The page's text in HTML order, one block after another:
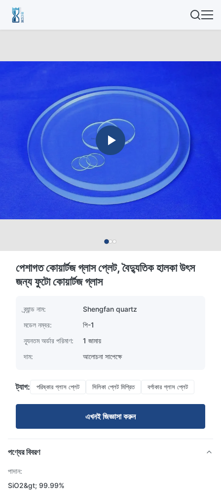
পেশাগত কোয়ার্টজ গ্লাস প্লেট, বৈদ্যুতিক হালকা উৎস
জন্য ফুটো কোয়ার্টজ গ্লাস
ব্র্যান্ড নাম:
Shengfan quartz
মডেল নম্বর:
পি-1
ন্যূনতম অর্ডার পরিমাণ:
1 জামায়
দাম:
আলোচনা সাপেক্ষে
ট্যাগ: পরিষ্কার গ্লাস প্লেট সিলিকা প্লেট মিশ্রিত বর্গাকার গ্লাস প্লেট
এখনই জিজ্ঞাসা করুন
পণ্যের বিবরণ
পাদান:
SiO2&gt; 99.99%